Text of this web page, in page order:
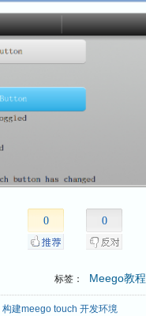
0 0
标签： Meego教程
构建meego touch 开发环境